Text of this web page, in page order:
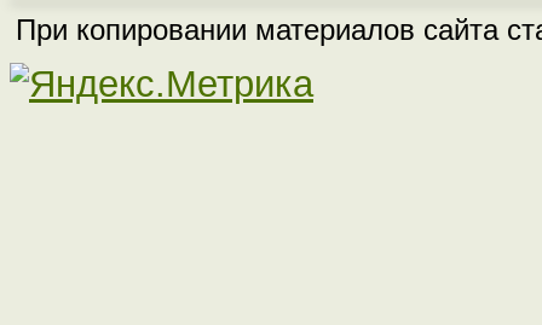
При копировании материалов сайта